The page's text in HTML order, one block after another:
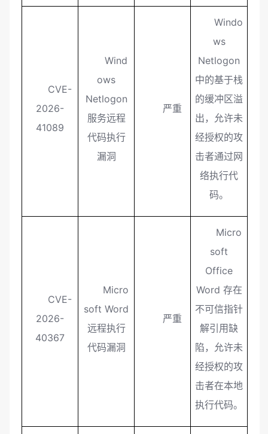
CVE-
2026-
41089
Wind
ows
Netlogon
服务远程
代码执行
漏洞
严重
Windo
ws
Netlogon
中的基于栈
的缓冲区溢
出，允许未
经授权的攻
击者通过网
络执行代
码。
CVE-
2026-
40367
Micro
soft Word
远程执行
代码漏洞
严重
Micro
soft
Office
Word 存在
不可信指针
解引用缺
陷，允许未
经授权的攻
击者在本地
执行代码。